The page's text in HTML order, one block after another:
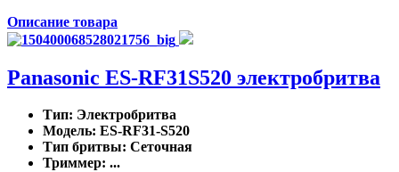
Описание товара
Panasonic ES-RF31S520 электробритва
Тип: Электробритва
Модель: ES-RF31-S520
Тип бритвы: Сеточная
Триммер: ...